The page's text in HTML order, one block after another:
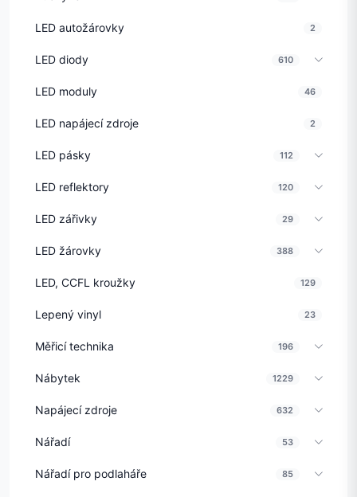
LED autožárovky 2
LED diody 610
LED moduly 46
LED napájecí zdroje 2
LED pásky 112
LED reflektory 120
LED zářivky 29
LED žárovky 388
LED, CCFL kroužky 129
Lepený vinyl 23
Měřicí technika 196
Nábytek 1229
Napájecí zdroje 632
Nářadí 53
Nářadí pro podlaháře 85